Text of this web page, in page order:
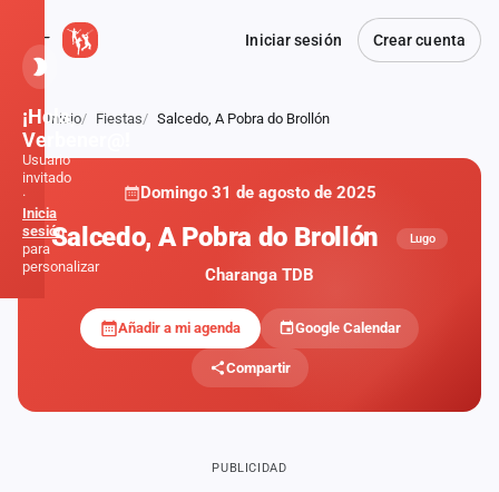
Iniciar sesión Crear cuenta
Atrás
Inicio Fiestas Salcedo, A Pobra do Brollón
Domingo 31 de agosto de 2025
Salcedo, A Pobra do Brollón Lugo
Charanga TDB
Añadir a mi agenda Google Calendar
Compartir
PUBLICIDAD
¡Hola,
Verbener@!
Usuario
invitado
·
Inicia
sesión
para
personalizar